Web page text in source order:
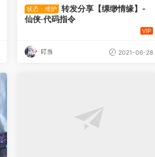
状态：维护 转发分享【缥缈情缘】-
仙侠·代码指令
VIP
叮当 2021-06-28